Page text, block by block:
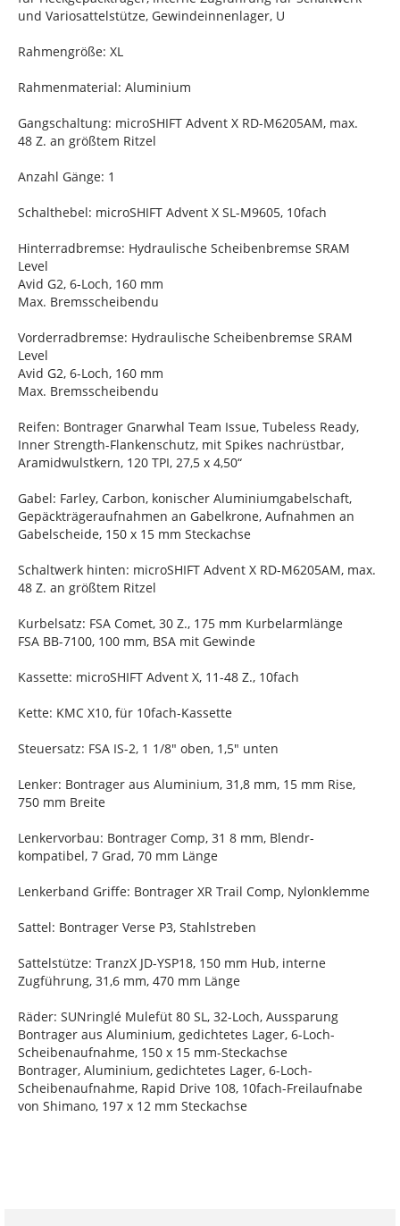
und Variosattelstütze, Gewindeinnenlager, U
Rahmengröße: XL
Rahmenmaterial: Aluminium
Gangschaltung: microSHIFT Advent X RD-M6205AM, max.
48 Z. an größtem Ritzel
Anzahl Gänge: 1
Schalthebel: microSHIFT Advent X SL-M9605, 10fach
Hinterradbremse: Hydraulische Scheibenbremse SRAM
Level
Avid G2, 6-Loch, 160 mm
Max. Bremsscheibendu
Vorderradbremse: Hydraulische Scheibenbremse SRAM
Level
Avid G2, 6-Loch, 160 mm
Max. Bremsscheibendu
Reifen: Bontrager Gnarwhal Team Issue, Tubeless Ready,
Inner Strength-Flankenschutz, mit Spikes nachrüstbar,
Aramidwulstkern, 120 TPI, 27,5 x 4,50“
Gabel: Farley, Carbon, konischer Aluminiumgabelschaft,
Gepäckträgeraufnahmen an Gabelkrone, Aufnahmen an
Gabelscheide, 150 x 15 mm Steckachse
Schaltwerk hinten: microSHIFT Advent X RD-M6205AM, max.
48 Z. an größtem Ritzel
Kurbelsatz: FSA Comet, 30 Z., 175 mm Kurbelarmlänge
FSA BB-7100, 100 mm, BSA mit Gewinde
Kassette: microSHIFT Advent X, 11-48 Z., 10fach
Kette: KMC X10, für 10fach-Kassette
Steuersatz: FSA IS-2, 1 1/8" oben, 1,5" unten
Lenker: Bontrager aus Aluminium, 31,8 mm, 15 mm Rise,
750 mm Breite
Lenkervorbau: Bontrager Comp, 31 8 mm, Blendr-
kompatibel, 7 Grad, 70 mm Länge
Lenkerband Griffe: Bontrager XR Trail Comp, Nylonklemme
Sattel: Bontrager Verse P3, Stahlstreben
Sattelstütze: TranzX JD-YSP18, 150 mm Hub, interne
Zugführung, 31,6 mm, 470 mm Länge
Räder: SUNringlé Mulefüt 80 SL, 32-Loch, Aussparung
Bontrager aus Aluminium, gedichtetes Lager, 6-Loch-
Scheibenaufnahme, 150 x 15 mm-Steckachse
Bontrager, Aluminium, gedichtetes Lager, 6-Loch-
Scheibenaufnahme, Rapid Drive 108, 10fach-Freilaufnabe
von Shimano, 197 x 12 mm Steckachse